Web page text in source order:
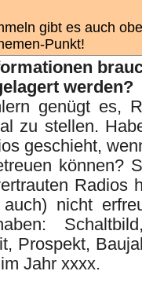
gibt es auch
Punkt!
werden?
genügt es,
zu stellen.
geschieht,
können?
Radios
nicht
Prospekt,
Jahr xxxx.